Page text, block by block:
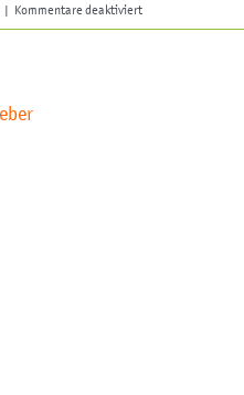
Kommentare deaktiviertfür
Was